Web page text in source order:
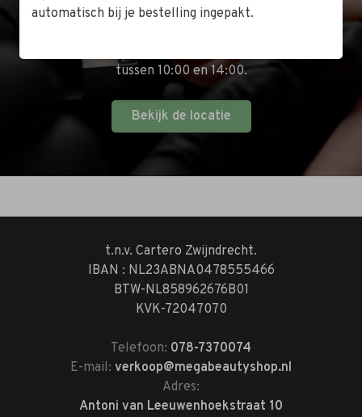
winkel in Zwijndrecht! Het adres is: Antoni van
tussen 10:00 en 14:00.
Bekijk de locatie
t.n.v. Cartero Zwijndrecht.
IBAN : NL23ABNA0478555466
BTW-NL858962676B01
KVK-72047070
Telefoon: 078-7370074
E-mail: verkoop@megabeautyshop.nl
Adres:
Antoni van Leeuwenhoekstraat 10
automatisch bij je bestelling ingepakt.